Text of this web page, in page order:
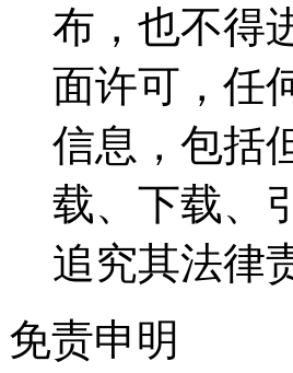
布，也不得
面许可，任
信息，包括
载、下载、
追究其法律
免责申明